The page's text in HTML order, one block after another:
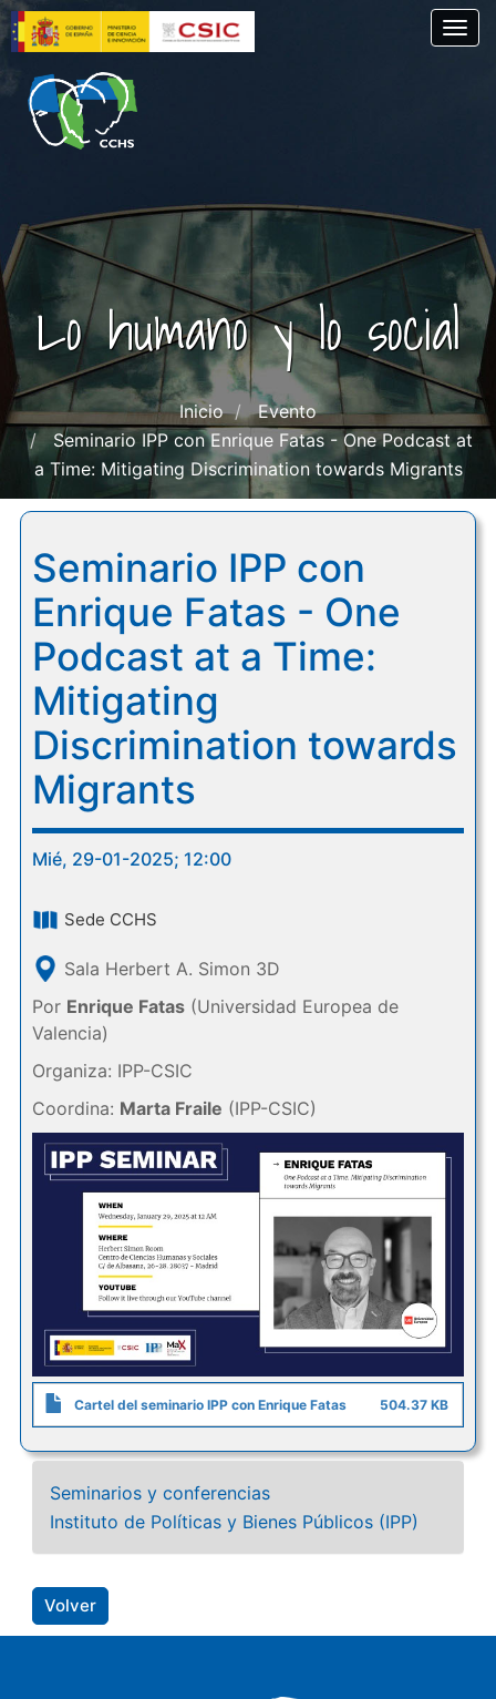
Pasar
al
contenido
principal
Lo humano y lo social
Inicio
Evento
Seminario IPP con Enrique Fatas - One Podcast at
a Time: Mitigating Discrimination towards Migrants
Seminario IPP con
Enrique Fatas - One
Podcast at a Time:
Mitigating
Discrimination towards
Migrants
Mié, 29-01-2025; 12:00
Sede CCHS
Sala Herbert A. Simon 3D
Por Enrique Fatas(Universidad Europea de
Valencia)
Organiza: IPP-CSIC
Coordina: Marta Fraile (IPP-CSIC)
Cartel del seminario IPP con Enrique Fatas 504.37 KB
Seminarios y conferencias
Instituto de Políticas y Bienes Públicos (IPP)
Volver